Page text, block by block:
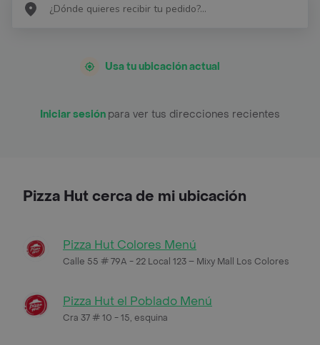
Usa tu ubicación actual
Iniciar sesión para ver tus direcciones recientes
Pizza Hut cerca de mi ubicación
Pizza Hut Colores Menú
Calle 55 # 79A - 22 Local 123 – Mixy Mall Los Colores
Pizza Hut el Poblado Menú
Cra 37 # 10 - 15, esquina